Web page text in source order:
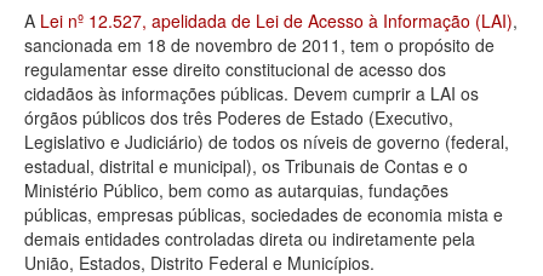
A Lei nº 12.527, apelidada de Lei de Acesso à Informação (LAI),
sancionada em 18 de novembro de 2011, tem o propósito de
regulamentar esse direito constitucional de acesso dos
cidadãos às informações públicas. Devem cumprir a LAI os
órgãos públicos dos três Poderes de Estado (Executivo,
Legislativo e Judiciário) de todos os níveis de governo (federal,
estadual, distrital e municipal), os Tribunais de Contas e o
Ministério Público, bem como as autarquias, fundações
públicas, empresas públicas, sociedades de economia mista e
demais entidades controladas direta ou indiretamente pela
União, Estados, Distrito Federal e Municípios.